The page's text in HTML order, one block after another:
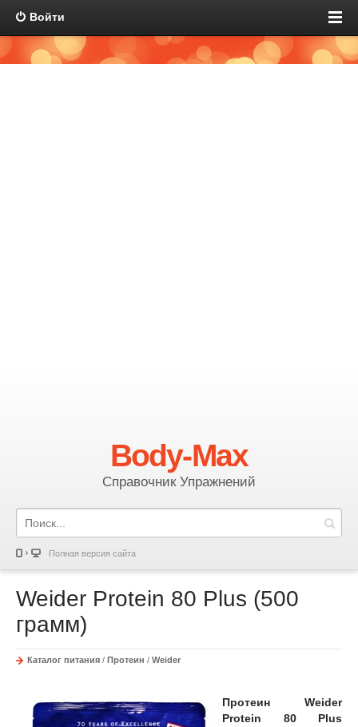
Войти
Body-Max
Справочник Упражнений
Полная версия сайта
Weider Protein 80 Plus (500
грамм)
Каталог питания / Протеин / Weider
Протеин Weider
Protein 80 Plus